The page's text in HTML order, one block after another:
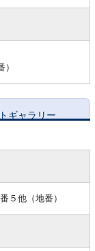
ギャラリー
５他（地番）